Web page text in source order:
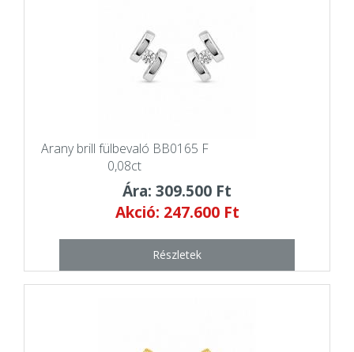
Arany brill fülbevaló BB0165 F
0,08ct
Ára: 309.500 Ft
Akció: 247.600 Ft
Részletek